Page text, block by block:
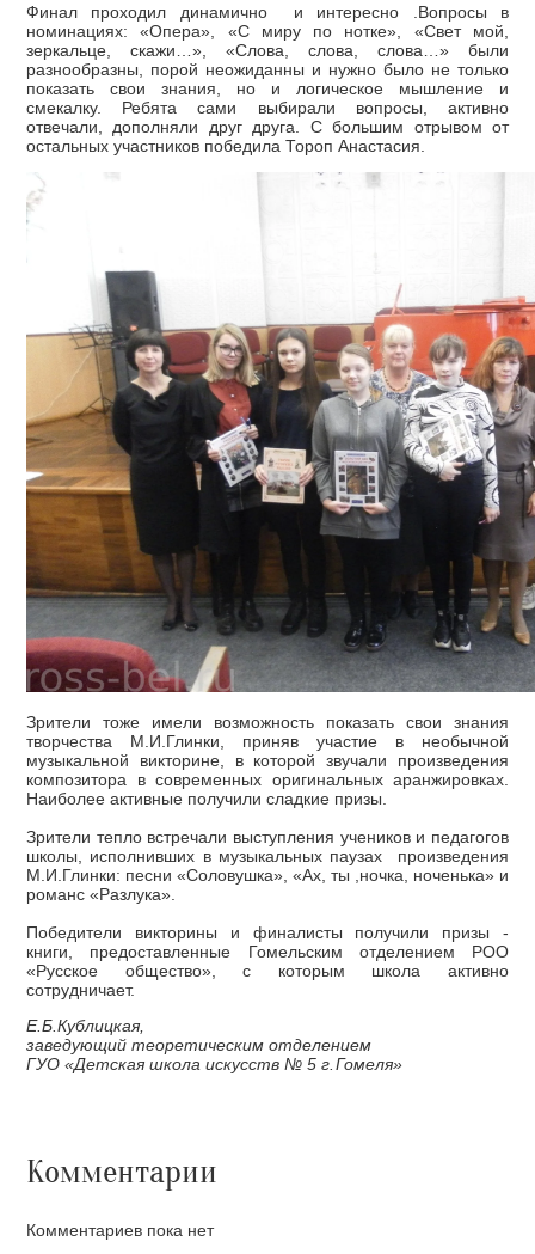
Финал проходил динамично и интересно .Вопросы в
номинациях: «Опера», «С миру по нотке», «Свет мой,
зеркальце, скажи…», «Слова, слова, слова…» были
разнообразны, порой неожиданны и нужно было не только
показать свои знания, но и логическое мышление и
смекалку. Ребята сами выбирали вопросы, активно
отвечали, дополняли друг друга. С большим отрывом от
остальных участников победила Тороп Анастасия.
Зрители тоже имели возможность показать свои знания
творчества М.И.Глинки, приняв участие в необычной
музыкальной викторине, в которой звучали произведения
композитора в современных оригинальных аранжировках.
Наиболее активные получили сладкие призы.
Зрители тепло встречали выступления учеников и педагогов
школы, исполнивших в музыкальных паузах произведения
М.И.Глинки: песни «Соловушка», «Ах, ты ,ночка, ноченька» и
романс «Разлука».
Победители викторины и финалисты получили призы -
книги, предоставленные Гомельским отделением РОО
«Русское общество», с которым школа активно
сотрудничает.
Е.Б.Кублицкая,
заведующий теоретическим отделением
ГУО «Детская школа искусств № 5 г.Гомеля»
Комментарии
Комментариев пока нет